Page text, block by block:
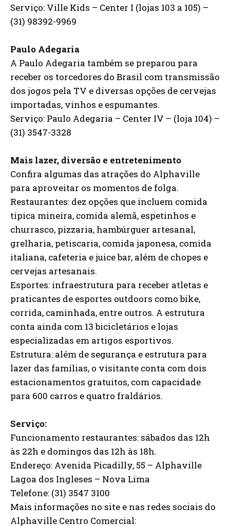
Serviço: Ville Kids – Center I (lojas 103 a 105) –
(31) 98392-9969
Paulo Adegaria
A Paulo Adegaria também se preparou para
receber os torcedores do Brasil com transmissão
dos jogos pela TV e diversas opções de cervejas
importadas, vinhos e espumantes.
Serviço: Paulo Adegaria – Center IV – (loja 104) –
(31) 3547-3328
Mais lazer, diversão e entretenimento
Confira algumas das atrações do Alphaville
para aproveitar os momentos de folga.
Restaurantes: dez opções que incluem comida
típica mineira, comida alemã, espetinhos e
churrasco, pizzaria, hambúrguer artesanal,
grelharia, petiscaria, comida japonesa, comida
italiana, cafeteria e juice bar, além de chopes e
cervejas artesanais.
Esportes: infraestrutura para receber atletas e
praticantes de esportes outdoors como bike,
corrida, caminhada, entre outros. A estrutura
conta ainda com 13 bicicletários e lojas
especializadas em artigos esportivos.
Estrutura: além de segurança e estrutura para
lazer das famílias, o visitante conta com dois
estacionamentos gratuitos, com capacidade
para 600 carros e quatro fraldários.
Serviço:
Funcionamento restaurantes: sábados das 12h
às 22h e domingos das 12h às 18h.
Endereço: Avenida Picadilly, 55 – Alphaville
Lagoa dos Ingleses – Nova Lima
Telefone: (31) 3547 3100
Mais informações no site e nas redes sociais do
Alphaville Centro Comercial: